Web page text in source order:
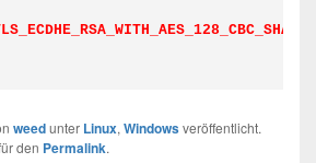
weedunter Linux, Windowsveröffentlicht.
den Permalink.